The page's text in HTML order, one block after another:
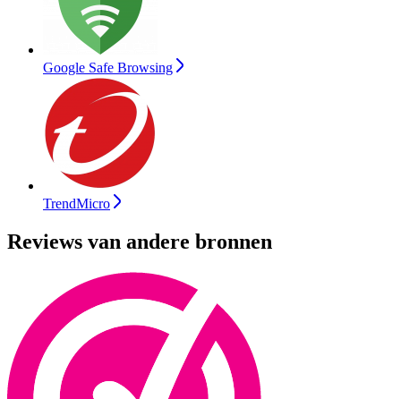
Google Safe Browsing
TrendMicro
Reviews van andere bronnen